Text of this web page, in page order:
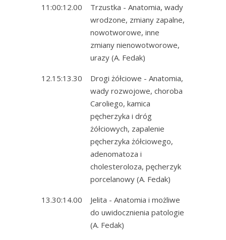
11:00:12.00
Trzustka - Anatomia, wady
wrodzone, zmiany zapalne,
nowotworowe, inne
zmiany nienowotworowe,
urazy (A. Fedak)
12.15:13.30
Drogi żółciowe - Anatomia,
wady rozwojowe, choroba
Caroliego, kamica
pęcherzyka i dróg
żółciowych, zapalenie
pęcherzyka żółciowego,
adenomatoza i
cholesteroloza, pęcherzyk
porcelanowy (A. Fedak)
13.30:14.00
Jelita - Anatomia i możliwe
do uwidocznienia patologie
(A. Fedak)